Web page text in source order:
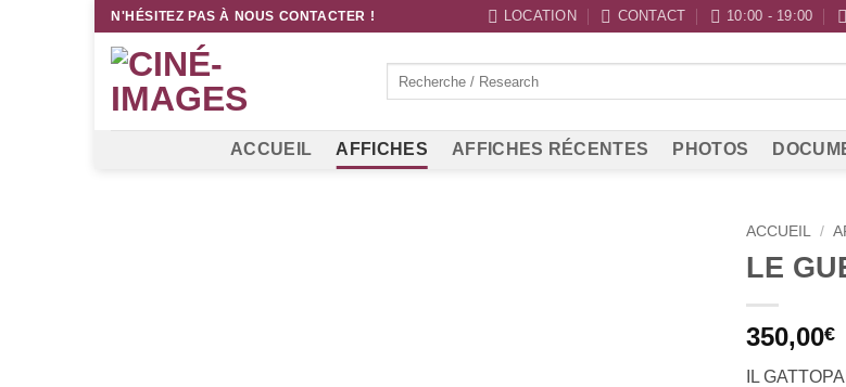
Passer
contenu
N'HÉSITEZ PAS À NOUS CONTACTER ! LOCATION CONTACT 10:00 - 19:00
ACCUEIL AFFICHES AFFICHES RÉCENTES PHOTOS
ACCUEIL /
LE
350,00€
IL